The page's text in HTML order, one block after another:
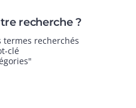
recherche ?
recherchés
clé